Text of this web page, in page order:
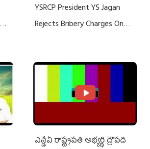
YSRCP President YS Jagan
Rejects Bribery Charges On
ఎన్డీఏ రాష్ట్ర‌ప‌తి అభ్య‌ర్థి ద్రౌప‌ది